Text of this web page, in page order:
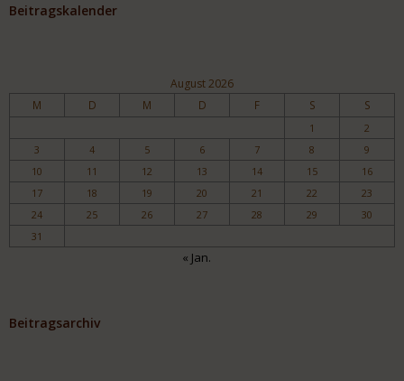
Beitragskalender
August 2026
M D M D F S S
1
2
3
4 5 6 7 8
9
10
11 12 13 14 15
16
17
18 19 20 21 22
23
24
25 26 27 28 29
30
31
« Jan.
Beitragsarchiv